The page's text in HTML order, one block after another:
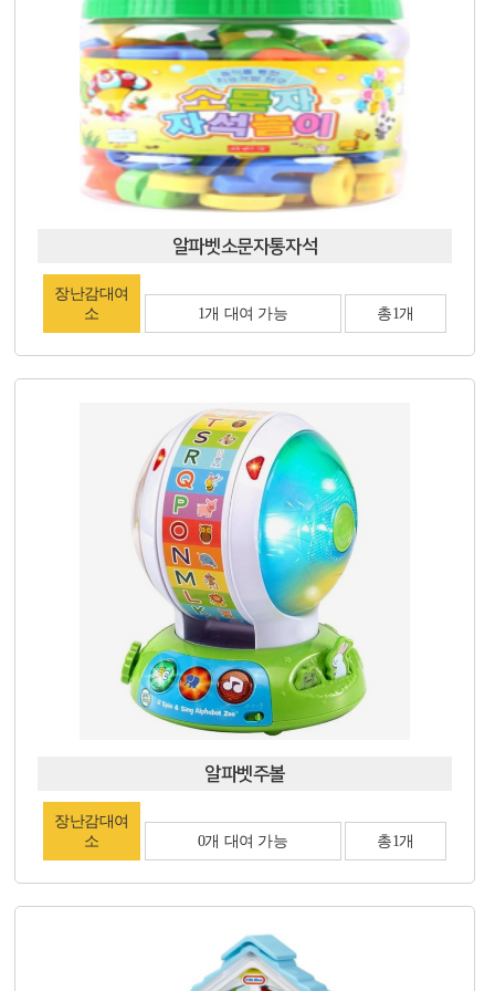
알파벳소문자통자석
장난감대여
소
1개 대여 가능 총1개
알파벳주볼
장난감대여
소
0개 대여 가능 총1개